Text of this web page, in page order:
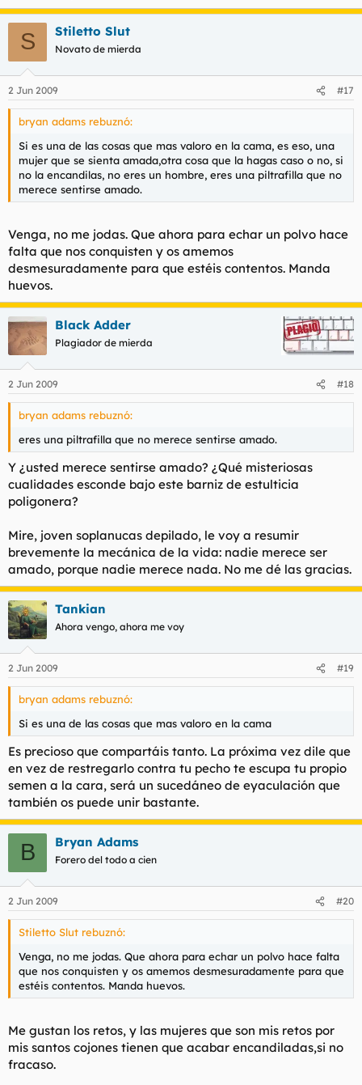
S Stiletto Slut
Novato de mierda
2 Jun 2009 #17
bryan adams rebuznó:
Si es una de las cosas que mas valoro en la cama, es eso, una
mujer que se sienta amada,otra cosa que la hagas caso o no, si
no la encandilas, no eres un hombre, eres una piltrafilla que no
merece sentirse amado.
Venga, no me jodas. Que ahora para echar un polvo hace
falta que nos conquisten y os amemos
desmesuradamente para que estéis contentos. Manda
huevos.
Black Adder
Plagiador de mierda
2 Jun 2009 #18
bryan adams rebuznó:
eres una piltrafilla que no merece sentirse amado.
Y ¿usted merece sentirse amado? ¿Qué misteriosas
cualidades esconde bajo este barniz de estulticia
poligonera?
Mire, joven soplanucas depilado, le voy a resumir
brevemente la mecánica de la vida: nadie merece ser
amado, porque nadie merece nada. No me dé las gracias.
Tankian
Ahora vengo, ahora me voy
2 Jun 2009 #19
bryan adams rebuznó:
Si es una de las cosas que mas valoro en la cama
Es precioso que compartáis tanto. La próxima vez dile que
en vez de restregarlo contra tu pecho te escupa tu propio
semen a la cara, será un sucedáneo de eyaculación que
también os puede unir bastante.
B Bryan Adams
Forero del todo a cien
2 Jun 2009 #20
Stiletto Slut rebuznó:
Venga, no me jodas. Que ahora para echar un polvo hace falta
que nos conquisten y os amemos desmesuradamente para que
estéis contentos. Manda huevos.
Me gustan los retos, y las mujeres que son mis retos por
mis santos cojones tienen que acabar encandiladas,si no
fracaso.